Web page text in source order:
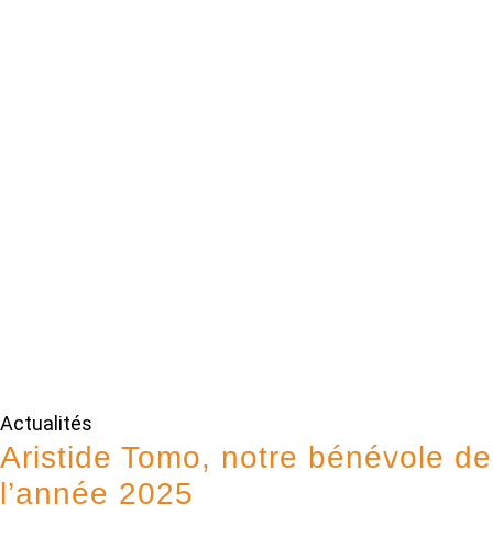
Actualités
Aristide Tomo, notre bénévole de
l’année 2025